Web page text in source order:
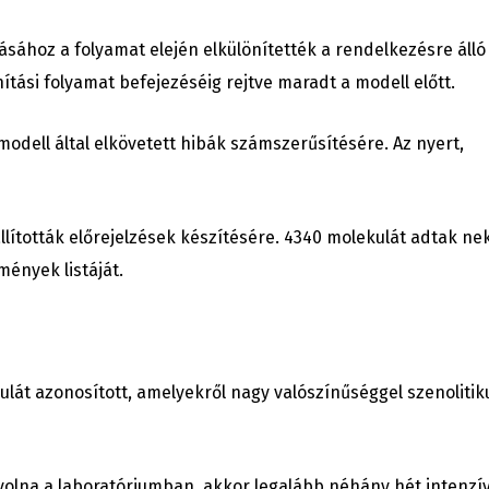
a folyamat elején elkülönítették a rendelkezésre álló
folyamat befejezéséig rejtve maradt a modell előtt.
által elkövetett hibák számszerűsítésére. Az nyert,
előrejelzések készítésére. 4340 molekulát adtak
listáját.
azonosított, amelyekről nagy valószínűséggel